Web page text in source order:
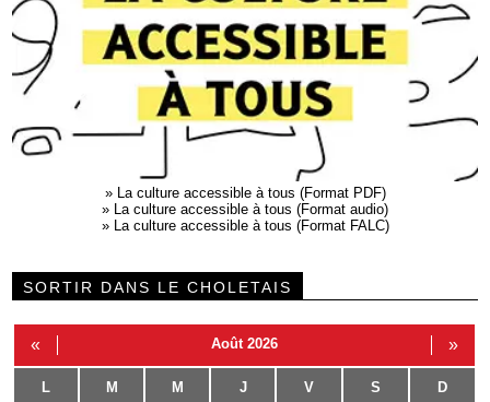
» La culture accessible à tous (Format PDF)
» La culture accessible à tous (Format audio)
» La culture accessible à tous (Format FALC)
SORTIR DANS LE CHOLETAIS
« Août 2026 »
L M M J V S D